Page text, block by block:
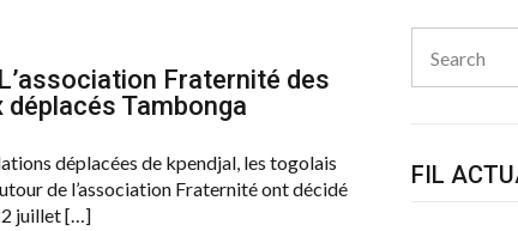
Fraternité des
Tambonga
déplacées de kpendjal, les togolais
de l’association Fraternité ont décidé
juillet […]
for:
FIL